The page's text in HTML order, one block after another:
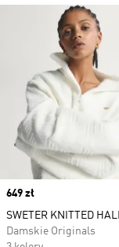
Price
649 zł
SWETER KNITTED
Damskie Originals